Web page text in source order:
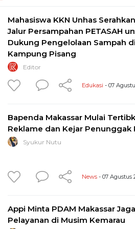
Mahasiswa KKN Unhas
Jalur Persampahan PETASAH
Dukung Pengelolaan Sampah di
Kampung Pisang
Editor
Edukasi - 07
Bapenda Makassar Mulai
Reklame dan Kejar Penunggak
Syukur Nutu
News - 07 Agustus
Appi Minta PDAM Makassar Jaga
Pelayanan di Musim Kemarau